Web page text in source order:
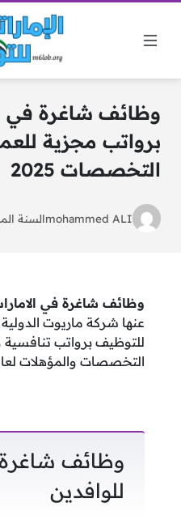
وظائف شاغرة في
برواتب مجزية
التخصصات 2025
mohammed ALIالسنة
وظائف شاغرة في
عنها شركة ماريوت
للتوظيف برواتب تنافسية
التخصصات والمؤهلات لعام
وظائف شاغرة
للوافدين